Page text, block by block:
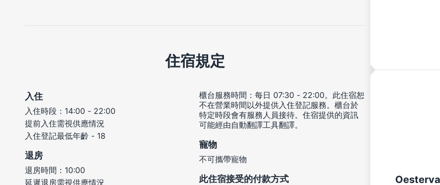
住宿規定
入住
入住時段：14:00 - 22:00
提前入住需視供應情況
入住登記最低年齡 - 18
退房
退房時間：10:00
延遲退房需視供應情況
櫃台服務時間：每日 07:30 - 22:00。此住宿恕
不在營業時間以外提供入住登記服務。櫃台於
特定時段會有服務人員接待。住宿提供的資訊
可能經由自動翻譯工具翻譯。
寵物
不可攜帶寵物
此住宿接受的付款方式